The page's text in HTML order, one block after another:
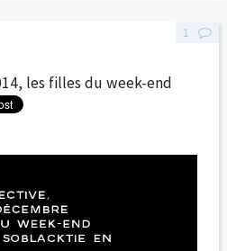
les filles du week-end
1